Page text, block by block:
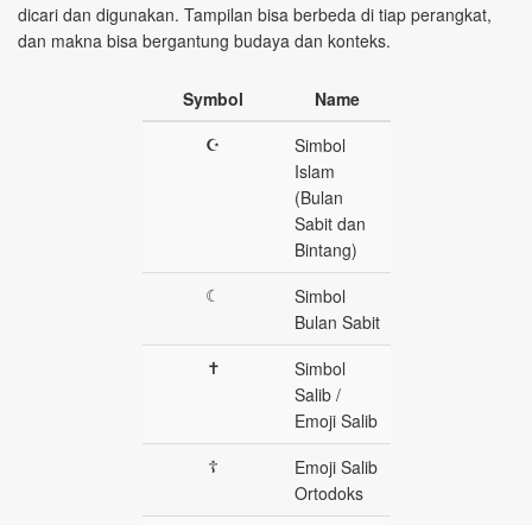
dicari dan digunakan. Tampilan bisa berbeda di tiap perangkat,
dan makna bisa bergantung budaya dan konteks.
Symbol
Name
☪
Simbol
Islam
(Bulan
Sabit dan
Bintang)
☾
Simbol
Bulan Sabit
✝
Simbol
Salib /
Emoji Salib
☦
Emoji Salib
Ortodoks